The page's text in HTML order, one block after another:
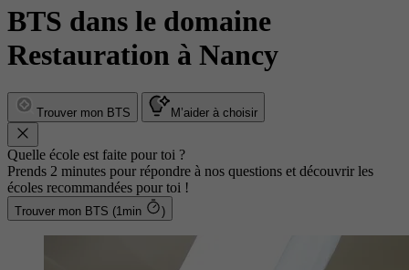
BTS dans le domaine
Restauration à Nancy
Trouver mon BTS M’aider à choisir
Quelle école est faite pour toi ?
Prends 2 minutes pour répondre à nos questions et découvrir les
écoles recommandées pour toi !
Trouver mon BTS (1min )